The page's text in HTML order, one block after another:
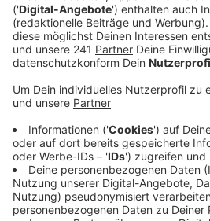
Anzeige
Der Erdwall an sich ist bereits
vor Hochwasser sei Schlebusch
geschützt, heißt es.
Was aktuell noch fehlt ist die
damit der Deich auch von